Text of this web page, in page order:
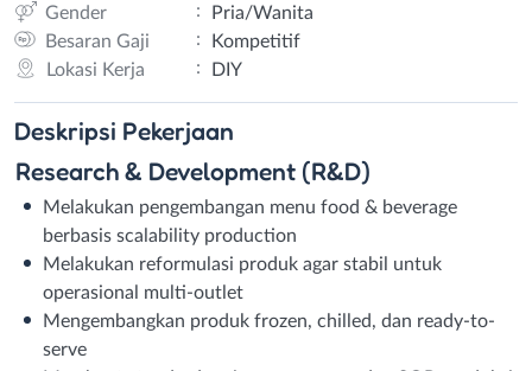
Gender
:
Pria/Wanita
Besaran Gaji
:
Kompetitif
Lokasi Kerja
: DIY
Deskripsi Pekerjaan
Research & Development (R&D)
Melakukan pengembangan menu food & beverage
berbasis scalability production
Melakukan reformulasi produk agar stabil untuk
operasional multi-outlet
Mengembangkan produk frozen, chilled, dan ready-to-
serve